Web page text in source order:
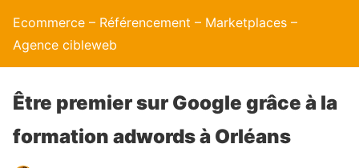
Ecommerce – Référencement – Marketplaces –
Agence cibleweb
Être premier sur Google grâce à la
formation adwords à Orléans